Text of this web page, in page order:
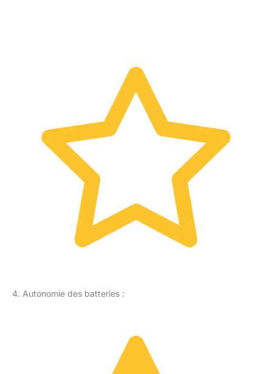
4. Autonomie des batteries :